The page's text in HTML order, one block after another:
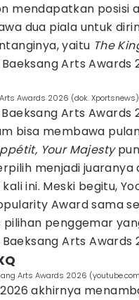
mendapatkan posisi
dua piala untuk
yaitu The
Arts Awards
Awards 2026 (dok. Xportsnews)
Arts Awards
bisa membawa
Your Majesty
menjadi juaranya
ini. Meski begitu,
Award sama
penggemar
Arts Awards
Arts Awards 2026
akhirnya